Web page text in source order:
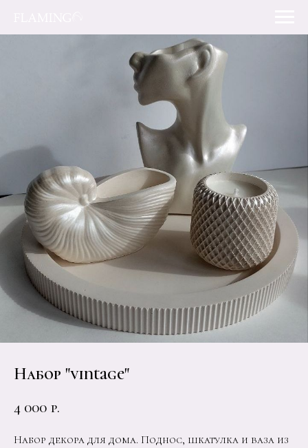
Набор "vintage"
4 000 р.
Набор декора для дома. Поднос, шкатулка и ваза из